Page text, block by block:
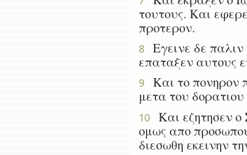
τουτους. Και
προτερον.
8
Εγεινε δε
επαταξεν αυτους
9
Και το πονηρον
μετα του δορατιου
10
Και εζητησεν ο
ομως απο
διεσωθη εκεινην